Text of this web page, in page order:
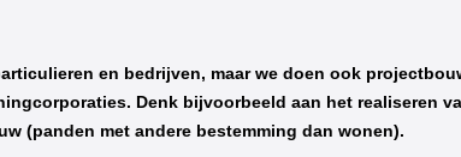
en bedrijven, maar we doen ook
Denk bijvoorbeeld aan het realiseren
(panden met andere bestemming dan wonen).